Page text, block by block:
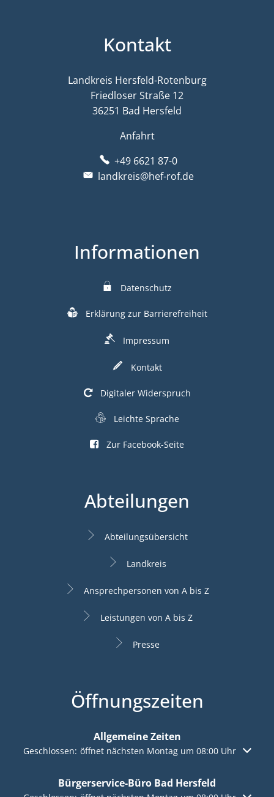
Kontakt
Landkreis Hersfeld-Rotenburg
Friedloser Straße 12
36251 Bad Hersfeld
Anfahrt
+49 6621 87-0
landkreis@hef-rof.de
Informationen
Datenschutz
Erklärung zur Barrierefreiheit
Impressum
Kontakt
Digitaler Widerspruch
Leichte Sprache
Zur Facebook-Seite
Abteilungen
Abteilungsübersicht
Landkreis
Ansprechpersonen von A bis Z
Leistungen von A bis Z
Presse
Öffnungszeiten
Allgemeine Zeiten
Klicken, um weitere Öffnungs- oder Schließzeiten
Geschlossen: öffnet nächsten Montag um 08:00 Uhr
Bürgerservice-Büro Bad Hersfeld